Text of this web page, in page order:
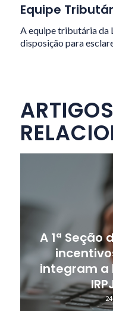
Equipe
A equipe tributária da
disposição para
ARTIGOS
A 1ª Seção
integram a